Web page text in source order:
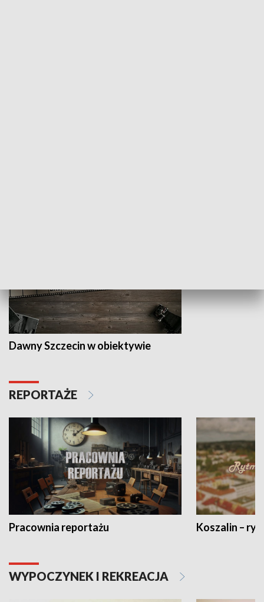
Dawny Szczecin w obiektywie
REPORTAŻE
Pracownia reportażu Koszalin –
WYPOCZYNEK I REKREACJA